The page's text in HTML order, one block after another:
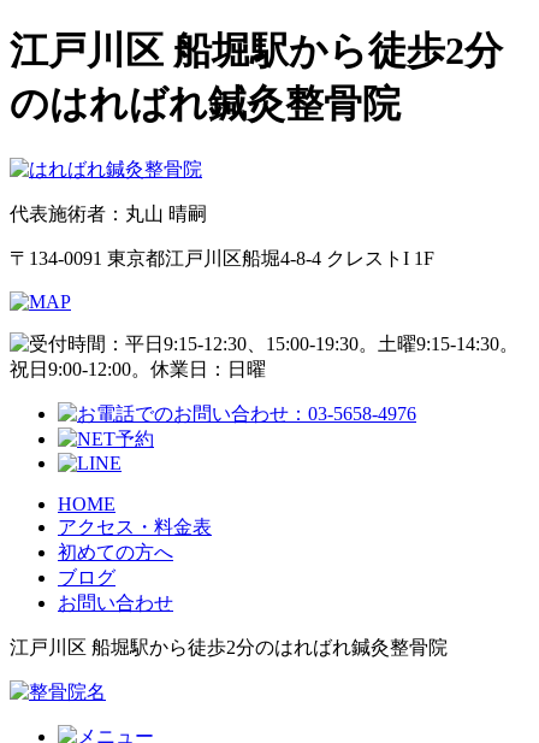
江戸川区 船堀駅から徒歩2分
のはればれ鍼灸整骨院
代表施術者：丸山 晴嗣
〒134-0091 東京都江戸川区船堀4-8-4 クレストI 1F
HOME
アクセス・料金表
初めての方へ
ブログ
お問い合わせ
江戸川区 船堀駅から徒歩2分のはればれ鍼灸整骨院